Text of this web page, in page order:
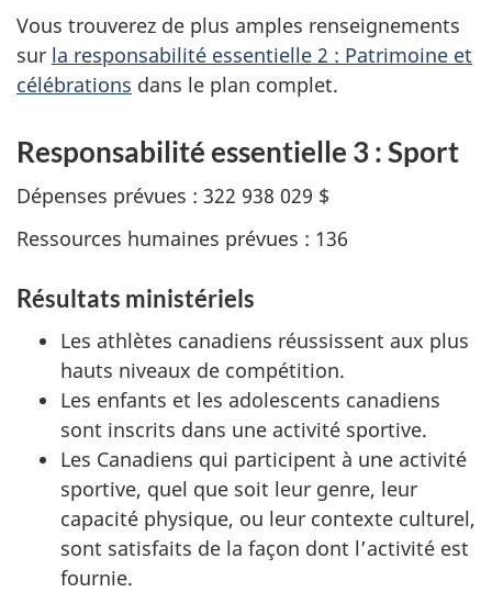
Vous trouverez de plus amples renseignements
sur la responsabilité essentielle 2 : Patrimoine et
célébrations dans le plan complet.
Responsabilité essentielle 3 : Sport
Dépenses prévues : 322 938 029 $
Ressources humaines prévues : 136
Résultats ministériels
Les athlètes canadiens réussissent aux plus
hauts niveaux de compétition.
Les enfants et les adolescents canadiens
sont inscrits dans une activité sportive.
Les Canadiens qui participent à une activité
sportive, quel que soit leur genre, leur
capacité physique, ou leur contexte culturel,
sont satisfaits de la façon dont l’activité est
fournie.